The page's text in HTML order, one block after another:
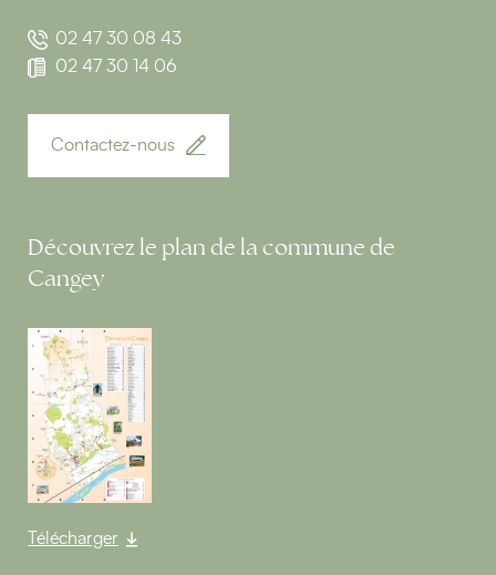
02 47 30 08 43
02 47 30 14 06
Contactez-nous
Découvrez le plan de la commune de
Cangey
Télécharger